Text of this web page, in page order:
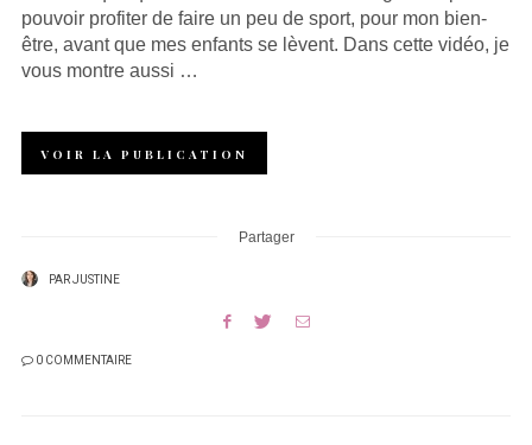
pouvoir profiter de faire un peu de sport, pour mon bien-
être, avant que mes enfants se lèvent. Dans cette vidéo, je
vous montre aussi …
VOIR LA PUBLICATION
Partager
PARJUSTINE
0 COMMENTAIRE